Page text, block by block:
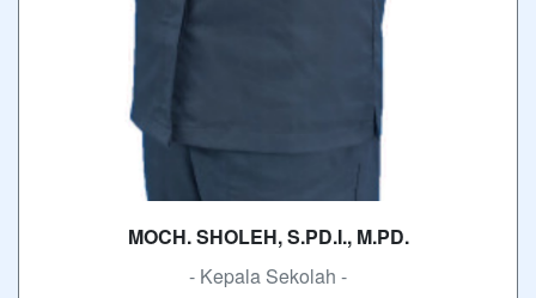
MOCH. SHOLEH, S.PD.I., M.PD.
- Kepala Sekolah -